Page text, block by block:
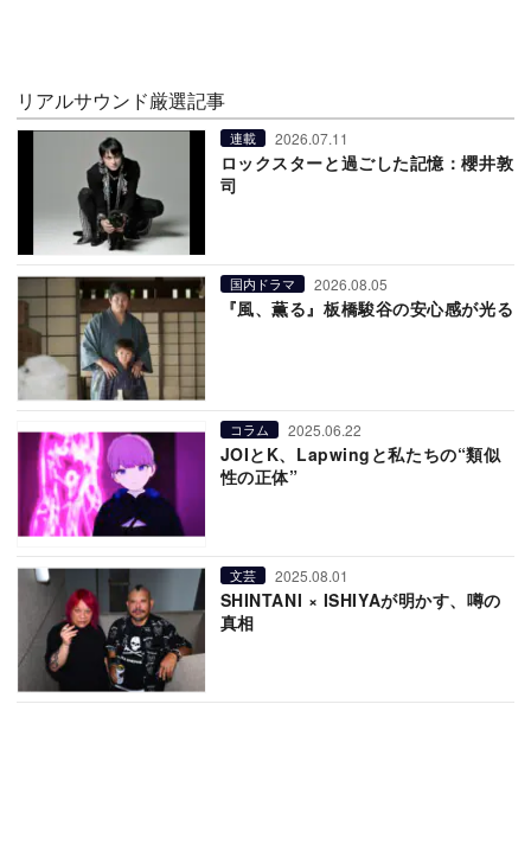
リアルサウンド厳選記事
連載 2026.07.11
ロックスターと過ごした記憶：櫻井敦
司
国内ドラマ 2026.08.05
『風、薫る』板橋駿谷の安心感が光る
コラム 2025.06.22
JOIとK、Lapwingと私たちの“類似
性の正体”
文芸 2025.08.01
SHINTANI × ISHIYAが明かす、噂の
真相